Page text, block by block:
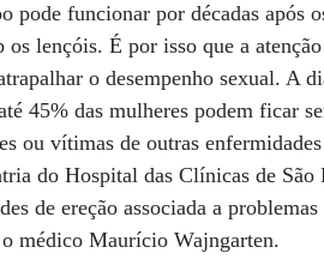
pode funcionar por décadas após
lençóis. É por isso que a
o desempenho sexual. A
45% das mulheres podem ficar
ou vítimas de outras
do Hospital das Clínicas de
de ereção associada a
médico Maurício Wajngarten.